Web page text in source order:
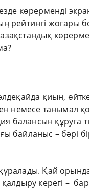
көрерменді
рейтингі жоғары
қиын,
немесе танымал
балансын құруға
байланыс – бәрі
Қай
керегі –